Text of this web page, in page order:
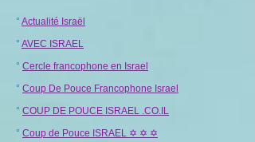
° Actualité Israël
° AVEC ISRAEL
° Cercle francophone en Israel
° Coup De Pouce Francophone Israel
° COUP DE POUCE ISRAEL .CO.IL
° Coup de Pouce ISRAEL ✡ ✡ ✡